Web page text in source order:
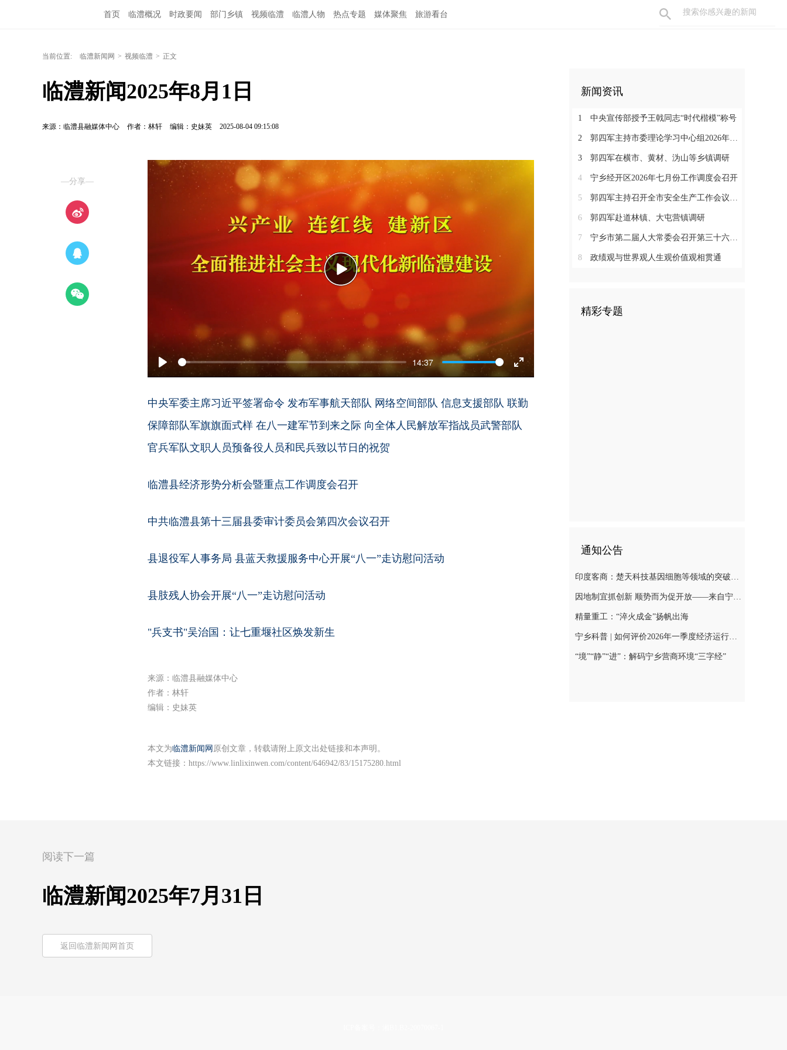
首页 临澧概况 时政要闻 部门乡镇 视频临澧 临澧人物 热点专题 媒体聚焦 旅游看台
当前位置: 临澧新闻网 > 视频临澧 > 正文
临澧新闻2025年8月1日
来源：临澧县融媒体中心 作者：林轩 编辑：史妹英 2025-08-04 09:15:08
—分享—
Play
14:37
Enter
fullscreen
中央军委主席习近平签署命令 发布军事航天部队 网络空间部队 信息支援部队 联勤
保障部队军旗旗面式样 在八一建军节到来之际 向全体人民解放军指战员武警部队
官兵军队文职人员预备役人员和民兵致以节日的祝贺
临澧县经济形势分析会暨重点工作调度会召开
中共临澧县第十三届县委审计委员会第四次会议召开
县退役军人事务局 县蓝天救援服务中心开展“八一”走访慰问活动
县肢残人协会开展“八一”走访慰问活动
"兵支书"吴治国：让七重堰社区焕发新生
来源：临澧县融媒体中心
作者：林轩
编辑：史妹英
本文为临澧新闻网 原创文章，转载请附上原文出处链接和本声明。
本文链接： https://www.linlixinwen.com/content/646942/83/15175280.html
新闻资讯
1 中央宣传部授予王戟同志“时代楷模”称号
2 郭四军主持市委理论学习中心组2026年第6次集体学习
3 郭四军在横市、黄材、沩山等乡镇调研
4 宁乡经开区2026年七月份工作调度会召开
5 郭四军主持召开全市安全生产工作会议并开展现场督导
6 郭四军赴道林镇、大屯营镇调研
7 宁乡市第二届人大常委会召开第三十六次会议 决定刘亮为宁乡市人民政府代理市长
8 政绩观与世界观人生观价值观相贯通
精彩专题
通知公告
印度客商：楚天科技基因细胞等领域的突破，会带来巨大合作空间
因地制宜抓创新 顺势而为促开放——来自宁乡经开区的经济观察
精量重工：“淬火成金”扬帆出海
宁乡科普 | 如何评价2026年一季度经济运行总体表现？
“境”“静”“进”：解码宁乡营商环境“三字经”
阅读下一篇
临澧新闻2025年7月31日
返回临澧新闻网首页